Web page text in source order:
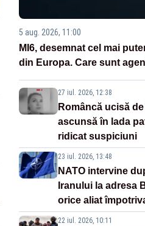
5 aug. 2026, 11:00
MI6, desemnat cel mai
din Europa. Care sunt
27 iul. 2026, 12:38
Româncă ucisă
ascunsă în lada
ridicat suspiciuni
23 iul. 2026, 13:48
NATO intervine
Iranului la adresa
orice aliat
22 iul. 2026, 10:11